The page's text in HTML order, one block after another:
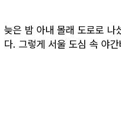
늦은 밤 아내 몰래 도로로 나
다. 그렇게 서울 도심 속 야